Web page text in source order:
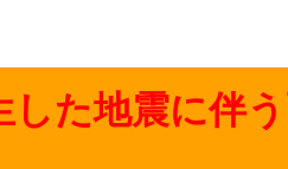
した地震に伴